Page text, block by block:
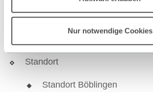
Nur notwendige Cookies
Ranking & Akkreditierung
Fakultät Informatik
Standort
Standort Böblingen